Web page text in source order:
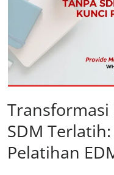
Transformasi
SDM
Pelatihan